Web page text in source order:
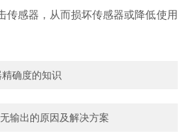
传感器，从而损坏传感器或降低使用
确度的知识
输出的原因及解决方案